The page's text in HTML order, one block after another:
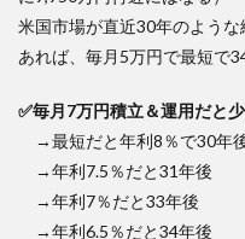
米国市場が直近30年のよう
あれば、毎月5万円で最短で
✅毎月7万円積立＆運用だと
→最短だと年利8％で30年
→年利7.5％だと31年後
→年利7％だと33年後
→年利6.5％だと34年後